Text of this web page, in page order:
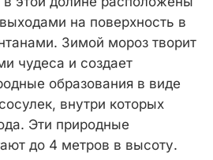
на поверхность в
Зимой мороз творит
чудеса и создает
образования в виде
внутри которых
Эти природные
до 4 метров в высоту.